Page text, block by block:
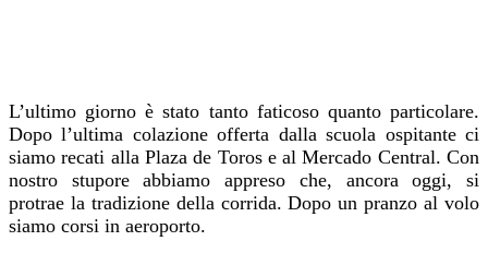
L’ultimo giorno è stato tanto faticoso quanto particolare.
Dopo l’ultima colazione offerta dalla scuola ospitante ci
siamo recati alla Plaza de Toros e al Mercado Central. Con
nostro stupore abbiamo appreso che, ancora oggi, si
protrae la tradizione della corrida. Dopo un pranzo al volo
siamo corsi in aeroporto.